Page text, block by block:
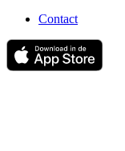
Contact